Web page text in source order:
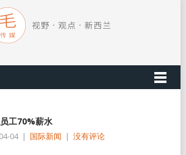
工70%薪水
04 | 国际新闻 | 没有评论